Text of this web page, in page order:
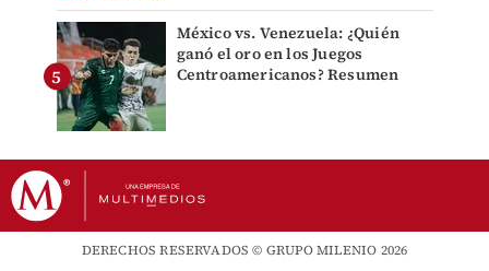
México vs. Venezuela: ¿Quién
ganó el oro en los Juegos
Centroamericanos? Resumen
DERECHOS RESERVADOS © GRUPO MILENIO 2026